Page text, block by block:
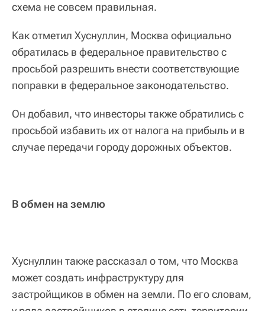
схема не совсем правильная.
Как отметил Хуснуллин, Москва официально
обратилась в федеральное правительство с
просьбой разрешить внести соответствующие
поправки в федеральное законодательство.
Он добавил, что инвесторы также обратились с
просьбой избавить их от налога на прибыль и в
случае передачи городу дорожных объектов.
В обмен на землю
Хуснуллин также рассказал о том, что Москва
может создать инфраструктуру для
застройщиков в обмен на земли. По его словам,